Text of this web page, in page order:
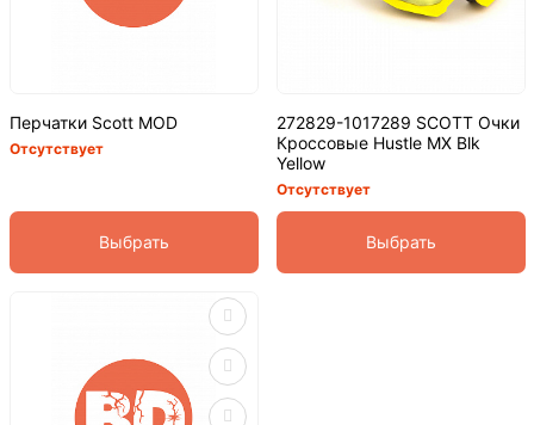
Перчатки Scott MOD
Отсутствует
Выбрать
272829-1017289 SCOTT Очки
Кроссовые Hustle MX Blk
Yellow
Отсутствует
Выбрать